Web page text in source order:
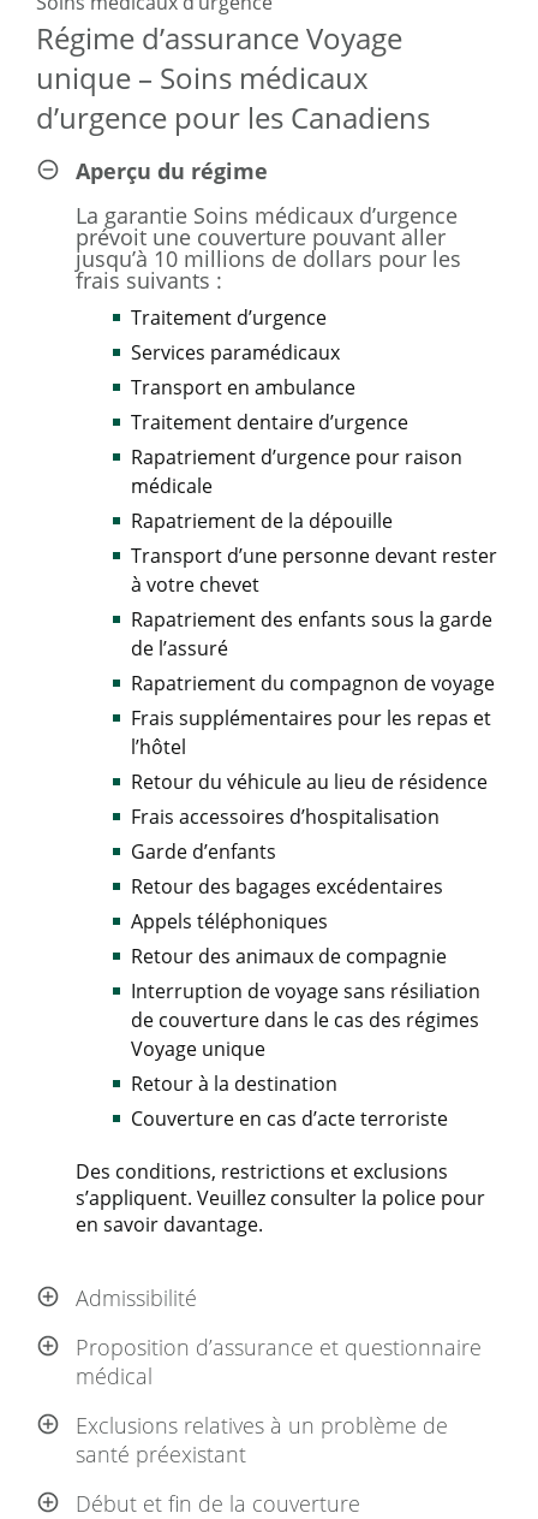
En tant que membre admissible des Forces armées
canadiennes (FAC), vous et votre famille avez accès à un
rabais de 10 % sur les taux déjà abordables de l' assurance
voyage de Manuvie.
* Exclut le Régime d’assurance voyage Pandémie de COVID-19.
Régime d’assurance Voyage
unique – Soins médicaux
d’urgence pour les Canadiens
Aperçu du régime
La garantie Soins médicaux d’urgence
prévoit une couverture pouvant aller
jusqu’à 10 millions de dollars pour les
frais suivants :
Traitement d’urgence
Services paramédicaux
Transport en ambulance
Traitement dentaire d’urgence
Rapatriement d’urgence pour raison
médicale
Rapatriement de la dépouille
Transport d’une personne devant rester
à votre chevet
Rapatriement des enfants sous la garde
de l’assuré
Rapatriement du compagnon de voyage
Frais supplémentaires pour les repas et
l’hôtel
Retour du véhicule au lieu de résidence
Frais accessoires d’hospitalisation
Garde d’enfants
Retour des bagages excédentaires
Appels téléphoniques
Retour des animaux de compagnie
Interruption de voyage sans résiliation
de couverture dans le cas des régimes
Voyage unique
Retour à la destination
Couverture en cas d’acte terroriste
Des conditions, restrictions et exclusions
s’appliquent. Veuillez consulter la police pour
en savoir davantage.
Admissibilité
Proposition d’assurance et questionnaire
médical
Exclusions relatives à un problème de
santé préexistant
Début et fin de la couverture